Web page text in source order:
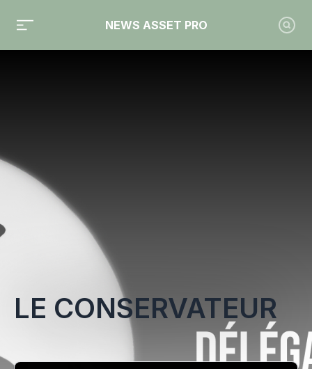
NEWS ASSET PRO
Toute l'actualité sur le tag "Le Conservateur"
LE CONSERVATEUR